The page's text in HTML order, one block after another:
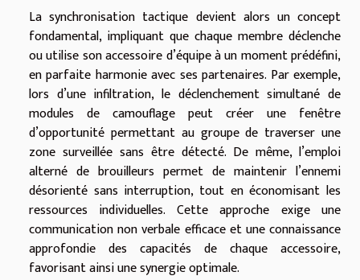
La synchronisation tactique devient alors un concept
fondamental, impliquant que chaque membre déclenche
ou utilise son accessoire d’équipe à un moment prédéfini,
en parfaite harmonie avec ses partenaires. Par exemple,
lors d’une infiltration, le déclenchement simultané de
modules de camouflage peut créer une fenêtre
d’opportunité permettant au groupe de traverser une
zone surveillée sans être détecté. De même, l’emploi
alterné de brouilleurs permet de maintenir l’ennemi
désorienté sans interruption, tout en économisant les
ressources individuelles. Cette approche exige une
communication non verbale efficace et une connaissance
approfondie des capacités de chaque accessoire,
favorisant ainsi une synergie optimale.